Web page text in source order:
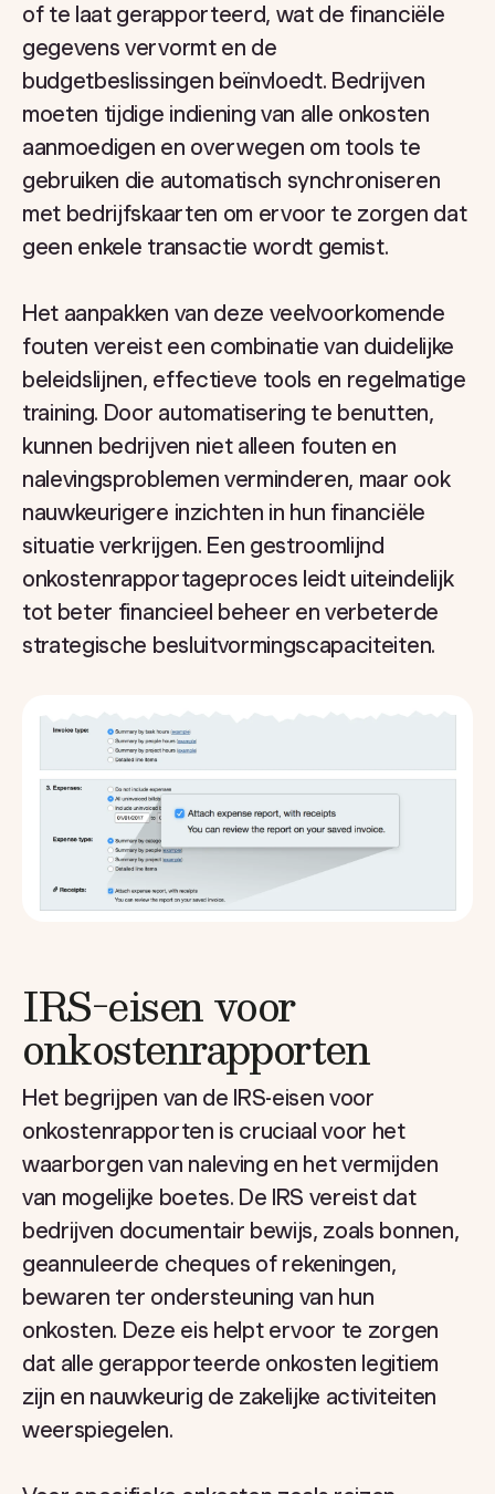
of te laat gerapporteerd, wat de financiële
gegevens vervormt en de
budgetbeslissingen beïnvloedt. Bedrijven
moeten tijdige indiening van alle onkosten
aanmoedigen en overwegen om tools te
gebruiken die automatisch synchroniseren
met bedrijfskaarten om ervoor te zorgen dat
geen enkele transactie wordt gemist.
Het aanpakken van deze veelvoorkomende
fouten vereist een combinatie van duidelijke
beleidslijnen, effectieve tools en regelmatige
training. Door automatisering te benutten,
kunnen bedrijven niet alleen fouten en
nalevingsproblemen verminderen, maar ook
nauwkeurigere inzichten in hun financiële
situatie verkrijgen. Een gestroomlijnd
onkostenrapportageproces leidt uiteindelijk
tot beter financieel beheer en verbeterde
strategische besluitvormingscapaciteiten.
IRS-eisen voor
onkostenrapporten
Het begrijpen van de IRS-eisen voor
onkostenrapporten is cruciaal voor het
waarborgen van naleving en het vermijden
van mogelijke boetes. De IRS vereist dat
bedrijven documentair bewijs, zoals bonnen,
geannuleerde cheques of rekeningen,
bewaren ter ondersteuning van hun
onkosten. Deze eis helpt ervoor te zorgen
dat alle gerapporteerde onkosten legitiem
zijn en nauwkeurig de zakelijke activiteiten
weerspiegelen.